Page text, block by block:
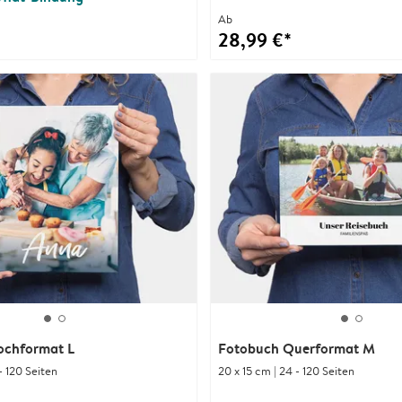
Fotobuch Querformat M
20 x 15 cm | 24 - 120 Seiten
Ab
28,99 €*
L
120 Seiten